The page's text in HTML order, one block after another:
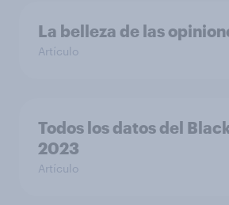
La belleza de las
Artículo
Todos los datos del
2023
Artículo